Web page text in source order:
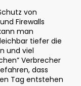
von
Firewalls
man
tiefer die
und viel
Verbrecher
dass
Tag entstehen